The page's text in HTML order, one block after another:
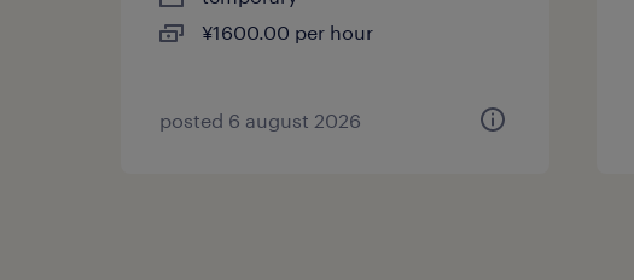
¥1600.00 per hour
posted 6 august 2026